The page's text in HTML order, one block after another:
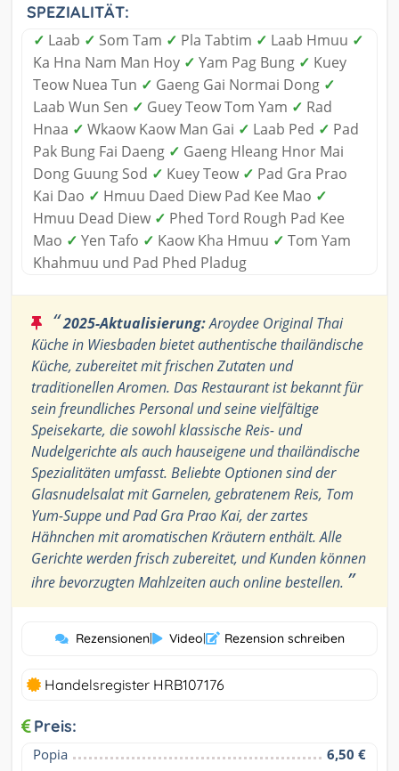
SPEZIALITÄT:
✓ Laab ✓ Som Tam ✓ Pla Tabtim ✓ Laab Hmuu ✓
Ka Hna Nam Man Hoy ✓ Yam Pag Bung ✓ Kuey
Teow Nuea Tun ✓ Gaeng Gai Normai Dong ✓
Laab Wun Sen ✓ Guey Teow Tom Yam ✓ Rad
Hnaa ✓ Wkaow Kaow Man Gai ✓ Laab Ped ✓ Pad
Pak Bung Fai Daeng ✓ Gaeng Hleang Hnor Mai
Dong Guung Sod ✓ Kuey Teow ✓ Pad Gra Prao
Kai Dao ✓ Hmuu Daed Diew Pad Kee Mao ✓
Hmuu Dead Diew ✓ Phed Tord Rough Pad Kee
Mao ✓ Yen Tafo ✓ Kaow Kha Hmuu ✓ Tom Yam
Khahmuu und Pad Phed Pladug
“2025-Aktualisierung:Aroydee Original Thai
Küche in Wiesbaden bietet authentische thailändische
Küche, zubereitet mit frischen Zutaten und
traditionellen Aromen. Das Restaurant ist bekannt für
sein freundliches Personal und seine vielfältige
Speisekarte, die sowohl klassische Reis- und
Nudelgerichte als auch hauseigene und thailändische
Spezialitäten umfasst. Beliebte Optionen sind der
Glasnudelsalat mit Garnelen, gebratenem Reis, Tom
Yum-Suppe und Pad Gra Prao Kai, der zartes
Hähnchen mit aromatischen Kräutern enthält. Alle
Gerichte werden frisch zubereitet, und Kunden können
ihre bevorzugten Mahlzeiten auch online bestellen. ”
Rezensionen| Video| Rezension schreiben
Handelsregister HRB107176
Preis:
Popia
6,50 €